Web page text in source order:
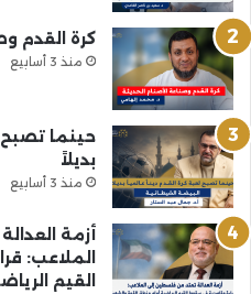
كرة القدم
منذ 3 أسابيع
حينما تصبح
بديلاً
منذ 3 أسابيع
أزمة
الملاعب:
القيم